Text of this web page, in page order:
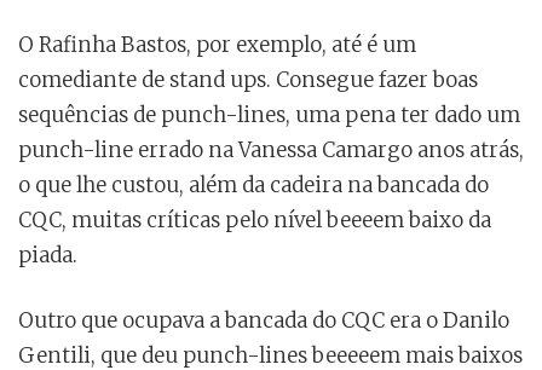
O Rafinha Bastos, por exemplo, até é um
comediante de stand ups. Consegue fazer boas
sequências de punch-lines, uma pena ter dado um
punch-line errado na Vanessa Camargo anos atrás,
o que lhe custou, além da cadeira na bancada do
CQC, muitas críticas pelo nível beeeem baixo da
piada.
Outro que ocupava a bancada do CQC era o Danilo
Gentili, que deu punch-lines beeeeem mais baixos